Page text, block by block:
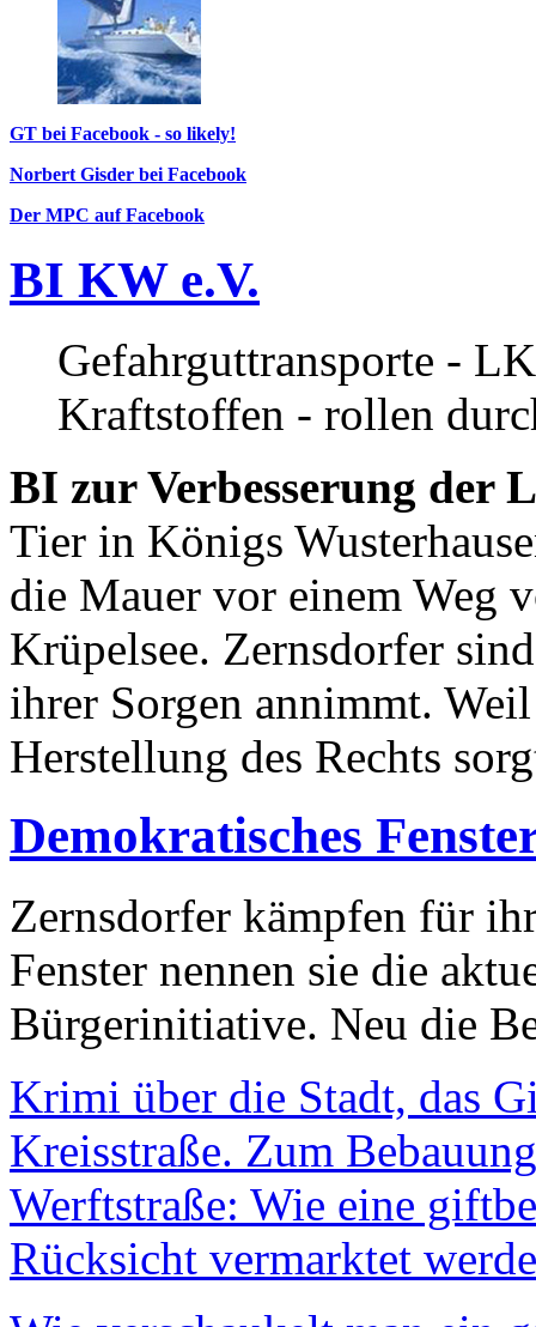
GT bei Facebook - so likely!
Norbert Gisder bei Facebook
Der MPC auf Facebook
BI KW e.V.
Gefahrguttransporte -
Kraftstoffen - rollen
BI zur Verbesserung der
Tier in Königs
die Mauer vor einem Weg
Krüpelsee. Zernsdorfer
ihrer Sorgen annimmt.
Herstellung des Rechts
Demokratisches
Zernsdorfer kämpfen für
Fenster nennen sie die
Bürgerinitiative. Neu die
Krimi über die Stadt, das
Kreisstraße. Zum
Werftstraße: Wie eine
Rücksicht vermarktet